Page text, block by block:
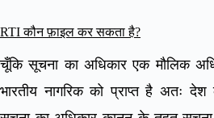
RTI कौन फ़ाइल कर सकता है?
चूँकि सूचना का अधिकार एक मौलिक
भारतीय नागरिक को प्राप्त है अतः देश